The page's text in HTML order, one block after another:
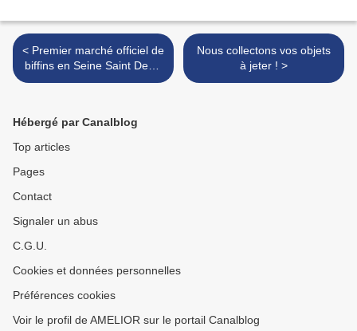
< Premier marché officiel de
biffins en Seine Saint Denis
sur EST INFO
Nous collectons vos objets
à jeter ! >
Hébergé par Canalblog
Top articles
Pages
Contact
Signaler un abus
C.G.U.
Cookies et données personnelles
Préférences cookies
Voir le profil de AMELIOR sur le portail Canalblog